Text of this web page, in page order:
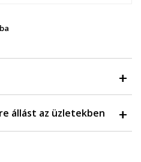
állást az üzletekben